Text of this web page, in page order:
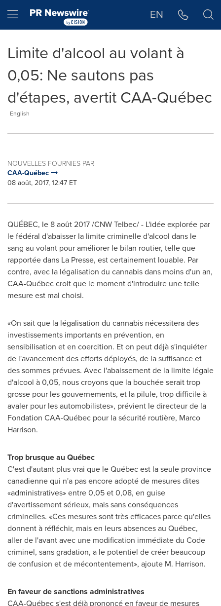
Hamburger menu EN
Limite d'alcool au volant à
0,05: Ne sautons pas
d'étapes, avertit CAA-Québec
English
NOUVELLES FOURNIES PAR
CAA-Québec
08 août, 2017, 12:47 ET
QUÉBEC, le 8 août 2017 /CNW Telbec/ - L'idée explorée par
le fédéral d'abaisser la limite criminelle d'alcool dans le
sang au volant pour améliorer le bilan routier, telle que
rapportée dans La Presse, est certainement louable. Par
contre, avec la légalisation du cannabis dans moins d'un an,
CAA-Québec croit que le moment d'introduire une telle
mesure est mal choisi.
«On sait que la légalisation du cannabis nécessitera des
investissements importants en prévention, en
sensibilisation et en coercition. Et on peut déjà s'inquiéter
de l'avancement des efforts déployés, de la suffisance et
des sommes prévues. Avec l'abaissement de la limite légale
d'alcool à 0,05, nous croyons que la bouchée serait trop
grosse pour les gouvernements, et la pilule, trop difficile à
avaler pour les automobilistes», prévient le directeur de la
Fondation CAA-Québec pour la sécurité routière, Marco
Harrison.
Trop brusque au Québec
C'est d'autant plus vrai que le Québec est la seule province
canadienne qui n'a pas encore adopté de mesures dites
«administratives» entre 0,05 et 0,08, en guise
d'avertissement sérieux, mais sans conséquences
criminelles. «Ces mesures sont très efficaces parce qu'elles
donnent à réfléchir, mais en leurs absences au Québec,
aller de l'avant avec une modification immédiate du Code
criminel, sans gradation, a le potentiel de créer beaucoup
de confusion et de mécontentement», ajoute M. Harrison.
En faveur de sanctions administratives
CAA-Québec s'est déjà prononcé en faveur de mesures